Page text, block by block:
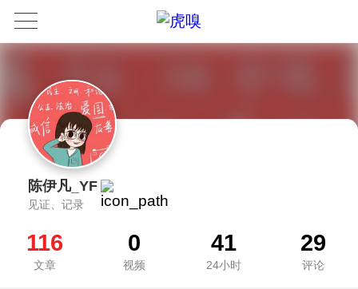
陈伊凡_YF
见证、记录
116
文章
0
视频
41
24小时
29
评论